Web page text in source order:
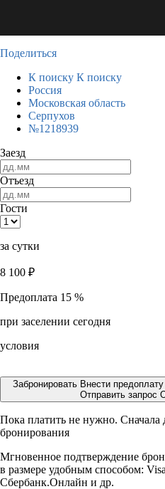
Поделиться
К поиску К поиску
Россия
Московская область
Серпухов
№1218939
Заезд
Отъезд
Гости
за сутки
8 100 ₽
Предоплата 15 %
при заселении сегодня
условия
Забронировать Внести предоплату
Отправить запрос
Пока платить не нужно. Сначала
бронирования
Мгновенное подтверждение
в размере удобным способом:
Сбербанк.Онлайн и др.